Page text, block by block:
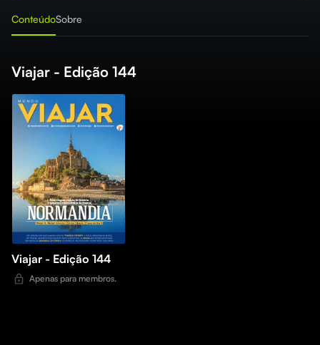
ConteúdoSobre
Viajar - Edição 144
Viajar - Edição 144
Apenas para membros.